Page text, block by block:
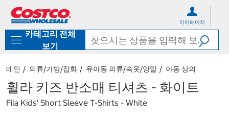
로
기
가
마이페이지
카테고리 전체
보기
메인 의류/가방/잡화 유아동 의류/속옷/양말 아동 상의
휠라 키즈 반소매 티셔츠 - 화이트
Fila Kids' Short Sleeve T-Shirts - White